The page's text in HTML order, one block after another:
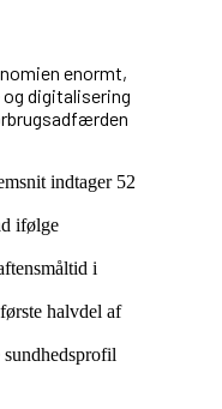
enormt,
digitalisering
indtager 52
ifølge
i
halvdel af